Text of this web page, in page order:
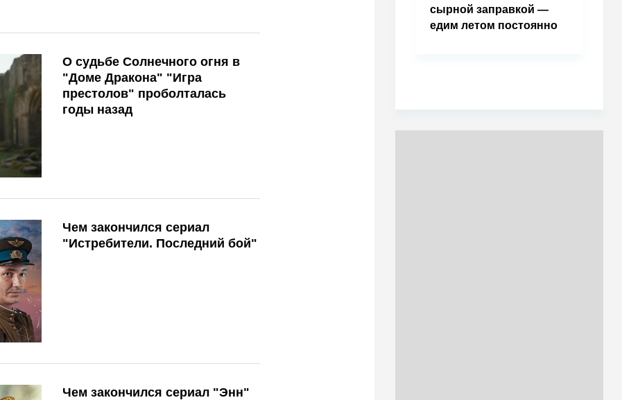
О судьбе Солнечного огня в
"Доме Дракона" "Игра
престолов" проболталась
годы назад
Чем закончился сериал
"Истребители. Последний бой"
Чем закончился сериал "Энн"
сырной заправкой —
едим летом постоянно